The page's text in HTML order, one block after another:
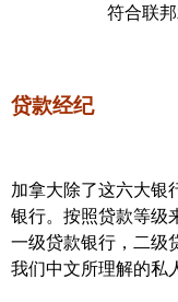
符合联邦
贷款经纪
加拿大除了这六大银
银行。按照贷款等级
一级贷款银行，二级
我们中文所理解的私